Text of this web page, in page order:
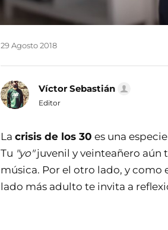
29 Agosto 2018
Víctor Sebastián
Editor
La crisis de los 30 es una
Tu "yo"juvenil y veinteañero aún
música. Por el otro lado, y
lado más adulto te invita a